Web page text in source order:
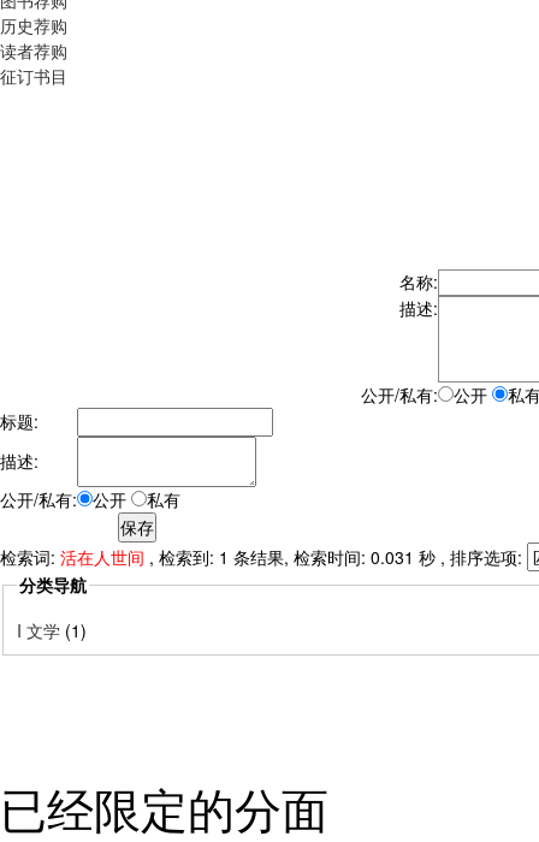
历史荐购
读者荐购
征订书目
名称:
描述:
公开/私有: 公开
私
标题:
描述:
公开/私有:
公开 私有
检索词: 活在人世间 , 检索到: 1 条结果, 检索时间: 0.031 秒 , 排序选项:
分类导航
I 文学 (1)
已经限定的分面